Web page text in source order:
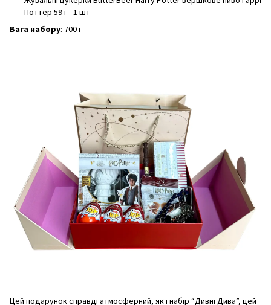
Поттер 59 г - 1 шт
Вага набору: 700 г
Цей подарунок справді атмосферний, як і набір “Дивні Дива”, цей